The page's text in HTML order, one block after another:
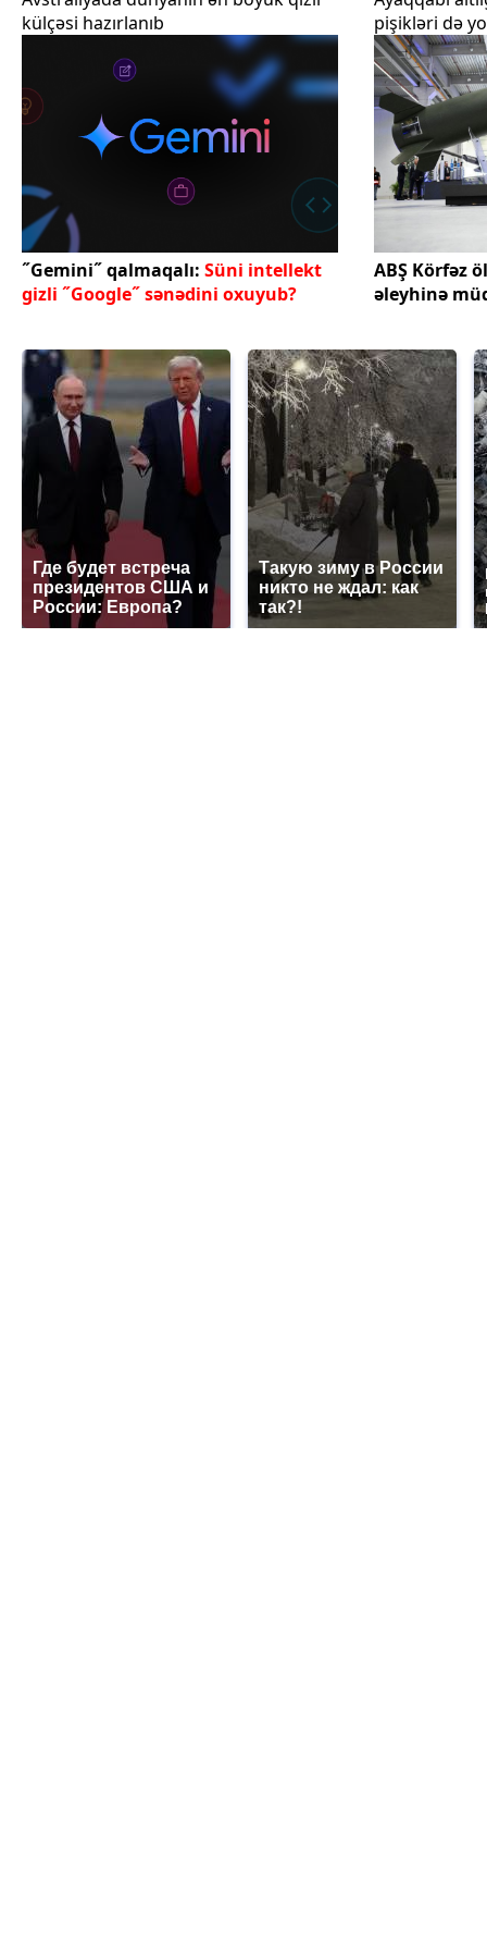
külçəsi hazırlanıb
pişikləri də
˝Gemini˝ qalmaqalı: Süni intellekt
gizli ˝Google˝ sənədini oxuyub?
ABŞ Körfəz
əleyhinə
Где будет встреча
президентов США и
России: Европа?
Такую зиму в России
никто не ждал: как
так?!